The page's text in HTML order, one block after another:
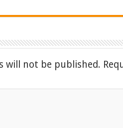
will not be published.